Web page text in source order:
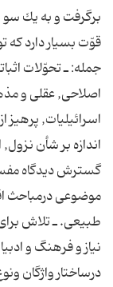
برگرفت و به یك سو
قوّت بسیار دارد كه
جمله: ـ تحوّلات
اصلاحى, عقلى و
اسرائیلیات, پرهیز
اندازه بر شأن
گسترش دیدگاه
موضوعى درمباحث
طبیعى. ـ تلاش
نیاز و فرهنگ و
درساختار واژگان